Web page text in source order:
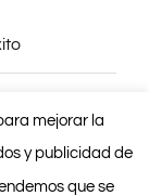
mejorar la
y publicidad de
que se